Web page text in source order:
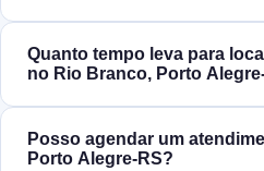
Quanto tempo leva para
no Rio Branco, Porto
Posso agendar um
Porto Alegre‑RS?